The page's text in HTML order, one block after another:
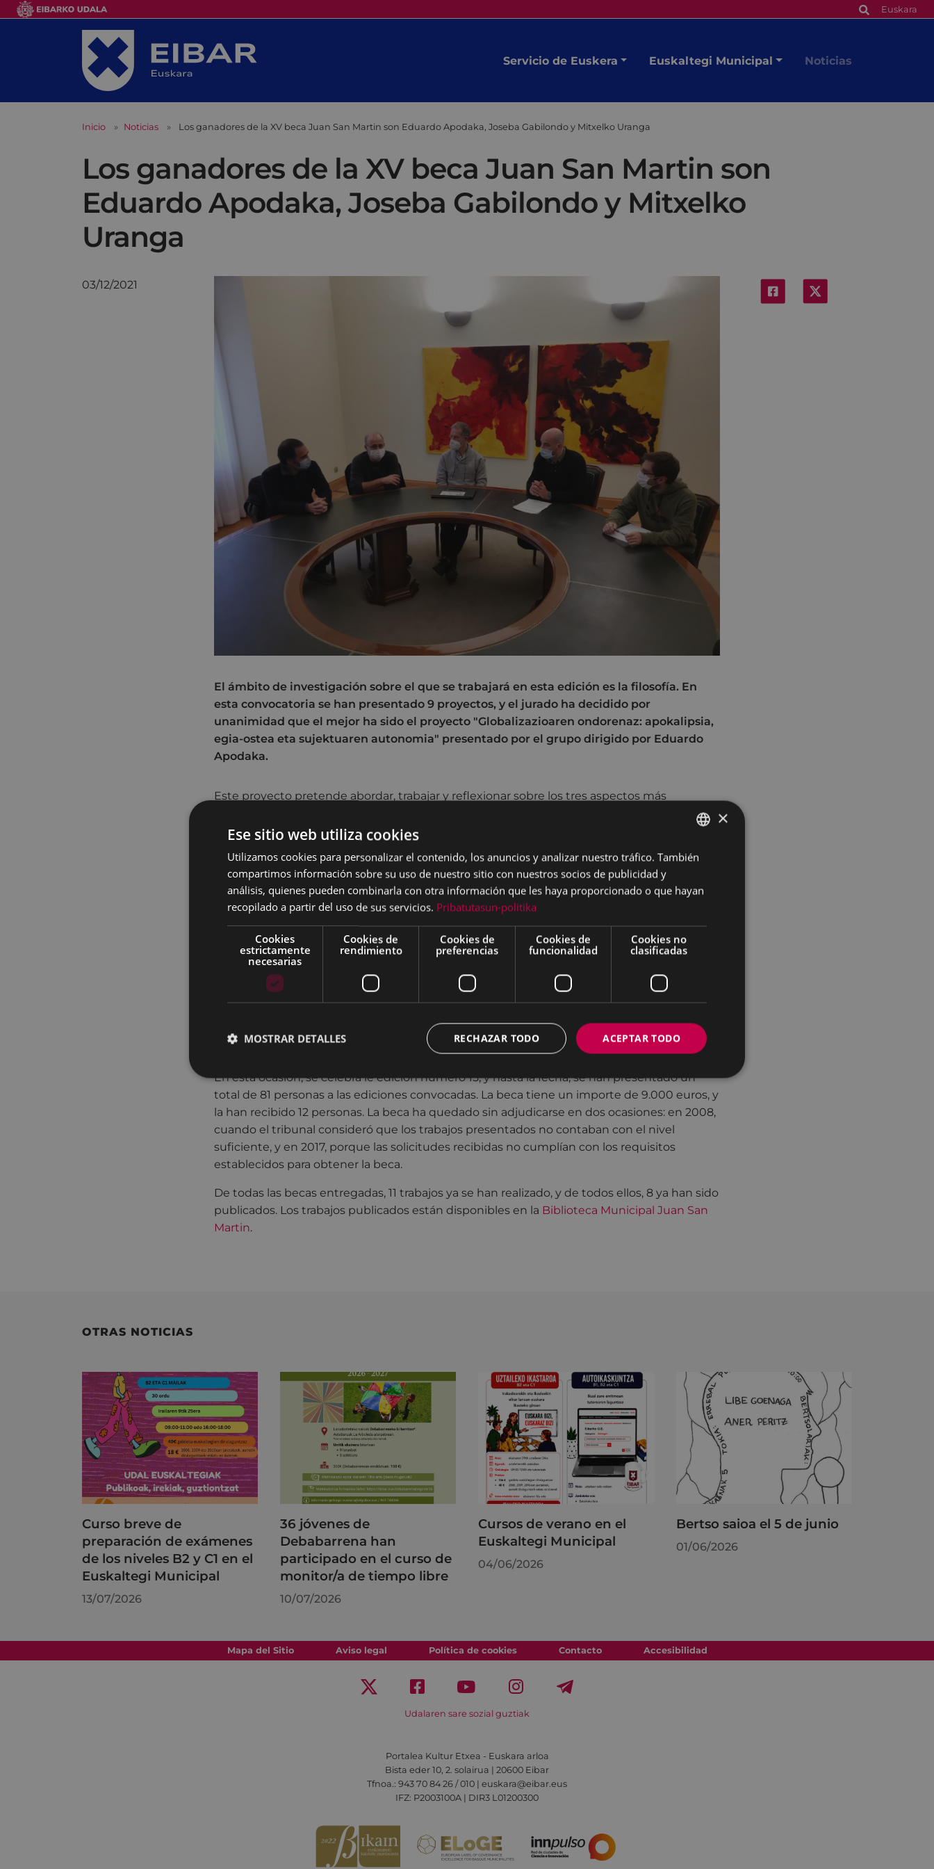
Euskara
Servicio de Euskera Euskaltegi Municipal Noticias
Inicio Noticias Los ganadores de la XV beca Juan San Martin son Eduardo Apodaka, Joseba Gabilondo y Mitxelko Uranga
Los ganadores de la XV beca Juan San Martin son
Eduardo Apodaka, Joseba Gabilondo y Mitxelko
Uranga
03/12/2021
El ámbito de investigación sobre el que se trabajará en esta edición es la filosofía. En
esta convocatoria se han presentado 9 proyectos, y el jurado ha decidido por
unanimidad que el mejor ha sido el proyecto "Globalizazioaren ondorenaz: apokalipsia,
egia-ostea eta sujektuaren autonomia" presentado por el grupo dirigido por Eduardo
Apodaka.
Este proyecto pretende abordar, trabajar y reflexionar sobre los tres aspectos más
significativos de la postglobalización desde tres ámbitos diferentes de la filosofía (historia
de la filosofía, filosofía del sujeto, epistemología). Los ganadores confían en que, aun
persona que esté interesada en el tema.
El objetivo, fomentar la investigación en euskera
El Ayuntamiento de Eibar, consciente de la importancia de impulsar la investigación en
euskera para la normalización del idioma, publica la Beca Juan San Martin desde el año
2001.
El objetivo principal de la beca es fomentar la investigación en euskera, pero
especialmente impulsar trabajos de investigación sobre los temas que el investigador
eibarrés Juan San Martín trabajó a lo largo de su vida y homenajear así a Juanito.
Recorrido de la Beca Juan San Martín
En esta ocasión, se celebra le edición número 15, y hasta la fecha, se han presentado un
total de 81 personas a las ediciones convocadas. La beca tiene un importe de 9.000 euros, y
la han recibido 12 personas. La beca ha quedado sin adjudicarse en dos ocasiones: en 2008,
cuando el tribunal consideró que los trabajos presentados no contaban con el nivel
suficiente, y en 2017, porque las solicitudes recibidas no cumplían con los requisitos
establecidos para obtener la beca.
De todas las becas entregadas, 11 trabajos ya se han realizado, y de todos ellos, 8 ya han sido
publicados. Los trabajos publicados están disponibles en la Biblioteca Municipal Juan San
Martin.
OTRAS NOTICIAS
Curso breve de
preparación de exámenes
de los niveles B2 y C1 en el
Euskaltegi Municipal
13/07/2026
36 jóvenes de
Debabarrena han
participado en el curso de
monitor/a de tiempo libre
10/07/2026
Cursos de verano en el
Euskaltegi Municipal
04/06/2026
Bertso saioa el 5 de junio
01/06/2026
Mapa del Sitio Aviso legal Política de cookies Contacto Accesibilidad
Udalaren sare sozial guztiak
Portalea Kultur Etxea - Euskara arloa
Bista eder 10, 2. solairua | 20600 Eibar
Tfnoa.: 943 70 84 26 / 010 | euskara@eibar.eus
IFZ: P2003100A | DIR3 L01200300
BASQUE
×
Ese sitio web utiliza cookies
Utilizamos cookies para personalizar el contenido, los anuncios y analizar nuestro tráfico. También
compartimos información sobre su uso de nuestro sitio con nuestros socios de publicidad y
análisis, quienes pueden combinarla con otra información que les haya proporcionado o que hayan
recopilado a partir del uso de sus servicios. Pribatutasun-politika
Cookies
estrictamente
necesarias
Cookies de
rendimiento
Cookies de
preferencias
Cookies de
funcionalidad
Cookies no
clasificadas
ACEPTAR TODO
RECHAZAR TODO
MOSTRAR DETALLES